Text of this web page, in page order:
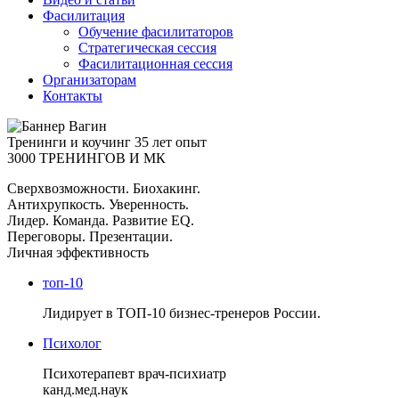
Фасилитация
Обучение фасилитаторов
Стратегическая сессия
Фасилитационная сессия
Организаторам
Контакты
Тренинги и коучинг 35 лет опыт
3000 ТРЕНИНГОВ И МК
Сверхвозможности. Биохакинг.
Антихрупкость. Уверенность.
Лидер. Команда. Развитие EQ.
Переговоры. Презентации.
Личная эффективность
топ-10
Лидирует в ТОП-10 бизнес-тренеров России.
Психолог
Психотерапевт врач-психиатр
канд.мед.наук